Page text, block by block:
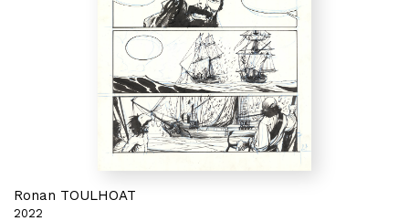
Ronan TOULHOAT
2022